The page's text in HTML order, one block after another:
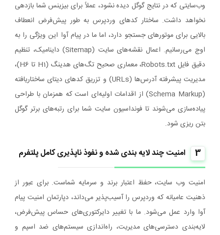
وب‌سایتی که در نتایج گوگل دیده نشود، عملاً برای بیزینس شما بازدهی
نخواهد داشت. ساختار کدهای وردپرس به طور پیش‌فرض انعطاف
بالایی برای موتورهای جستجو دارد، اما ما در پیام آوا این ویژگی را به
اوج می‌رسانیم. اعمال نقشه‌های سایت (Sitemap) داینامیک، تنظیم
دقیق فایل Robots.txt، معماری صحیح تگ‌های هدینگ (H1 تا H6)،
مدیریت پیشرفته آدرس‌ها (URLs) و تزریق کدهای دیتای ساختاریافته
(Schema Markup) از اقدامات اولیه‌ای است که همزمان با طراحی
پیاده‌سازی می‌شوند تا فونداسیون سایت شما برای رتبه‌های برتر گوگل
بتن‌ ریزی شود.
3 امنیت چند لایه‌ بندی شده و نفوذ ناپذیری کامل پلتفرم
امنیت وب‌ سایت، حفظ اعتبار برند و سرمایه شماست. برای عبور از
ذهنیت عامیانه که وردپرس را آسیب‌پذیر می‌داند، دپارتمان امنیت پیام
آوا وارد عمل می‌شود. ما با تغییر دایرکتوری‌های حساس پیش‌فرض،
لایه‌بندی دسترسی‌های مدیریت، راه‌اندازی سیستم‌های ضد اسپم و